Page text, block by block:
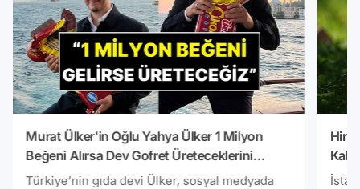
Murat Ülker'in Oğlu Yahya Ülker 1 Milyon
Beğeni Alırsa Dev Gofret Üreteceklerini
Duyurdu
Türkiye’nin gıda devi Ülker, sosyal medyada